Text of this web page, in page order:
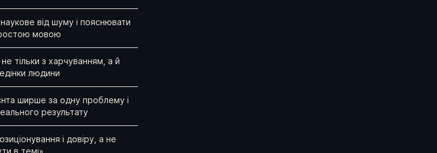
наукове від шуму і пояснювати
мовою
тільки з харчуванням, а й
людини
ширше за одну проблему і
результату
і довіру, а не
в темі»